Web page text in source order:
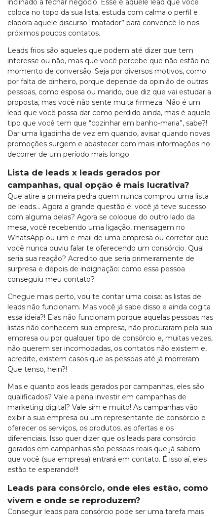
inclinado a fechar negócio. Esse é aquele lead que você
coloca no topo da sua lista, estuda com calma o perfil e
elabora aquele discurso “matador” para convencê-lo nos
próximos poucos contatos.
Leads frios são aqueles que podem até dizer que tem
interesse ou não, mas que você percebe que não estão no
momento de conversão. Seja por diversos motivos, como
por falta de dinheiro, porque depende da opinião de outras
pessoas, como esposa ou marido, que diz que vai estudar a
proposta, mas você não sente muita firmeza. Não é um
lead que você possa dar como perdido ainda, mas é aquele
tipo que você tem que “cozinhar em banho-maria”, sabe?!
Dar uma ligadinha de vez em quando, avisar quando novas
promoções surgem e abastecer com mais informações no
decorrer de um período mais longo.
Lista de leads x leads gerados por
campanhas, qual opção é mais lucrativa?
Que atire a primeira pedra quem nunca comprou uma lista
de leads… Agora a grande questão é: você já teve sucesso
com alguma delas? Agora se coloque do outro lado da
mesa, você recebendo uma ligação, mensagem no
WhatsApp ou um e-mail de uma empresa ou corretor que
você nunca ouviu falar te oferecendo um consórcio. Qual
seria sua reação? Acredito que seria primeiramente de
surpresa e depois de indignação: como essa pessoa
conseguiu meu contato?
Chegue mais perto, vou te contar uma coisa: as listas de
leads não funcionam. Mas você já sabe disso e ainda cogita
essa ideia?! Elas não funcionam porque aquelas pessoas nas
listas não conhecem sua empresa, não procuraram pela sua
empresa ou por qualquer tipo de consórcio e, muitas vezes,
não querem ser incomodadas, os contatos não existem e,
acredite, existem casos que as pessoas até já morreram.
Que tenso, hein?!
Mas e quanto aos leads gerados por campanhas, eles são
qualificados? Vale a pena investir em campanhas de
marketing digital? Vale sim e muito! As campanhas vão
exibir a sua empresa ou um representante de consórcio e
oferecer os serviços, os produtos, as ofertas e os
diferenciais. Isso quer dizer que os leads para consórcio
gerados em campanhas são pessoas reais que já sabem
que você (sua empresa) entrará em contato. É isso aí, eles
estão te esperando!!!
Leads para consórcio, onde eles estão, como
vivem e onde se reproduzem?
Conseguir leads para consórcio pode ser uma tarefa mais